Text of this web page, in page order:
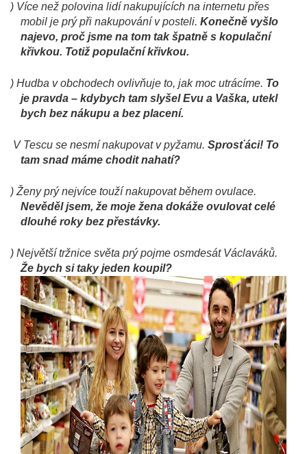
d) Více než polovina lidí nakupujících na internetu přes
mobil je prý při nakupování v posteli. Konečně vyšlo
najevo, proč jsme na tom tak špatně s kopulační
křivkou. Totiž populační křivkou.
e) Hudba v obchodech ovlivňuje to, jak moc utrácíme. To
je pravda – kdybych tam slyšel Evu a Vaška, utekl
bych bez nákupu a bez placení.
V Tescu se nesmí nakupovat v pyžamu. Sprosťáci! To
tam snad máme chodit nahatí?
g) Ženy prý nejvíce touží nakupovat během ovulace.
Nevěděl jsem, že moje žena dokáže ovulovat celé
dlouhé roky bez přestávky.
h) Největší tržnice světa prý pojme osmdesát Václaváků.
Že bych si taky jeden koupil?